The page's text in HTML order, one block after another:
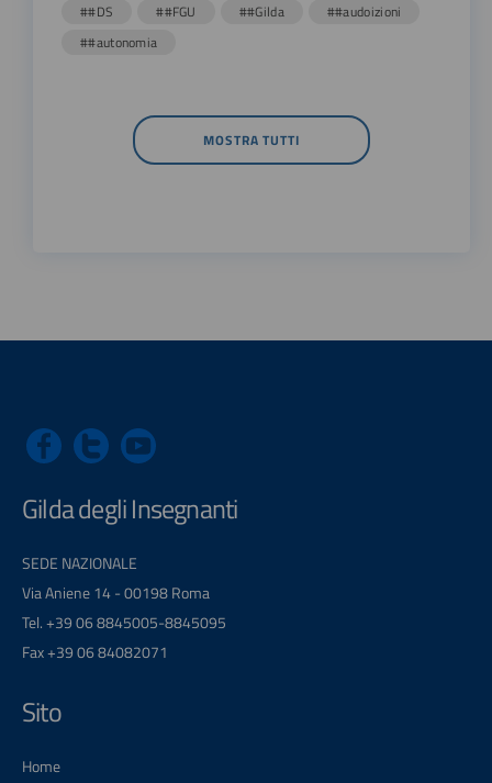
##DS ##FGU ##Gilda
##audoizioni
##autonomia
MOSTRA TUTTI
Gilda degli Insegnanti
SEDE NAZIONALE
Via Aniene 14 - 00198 Roma
Tel. +39 06 8845005-8845095
Fax +39 06 84082071
Sito
Home